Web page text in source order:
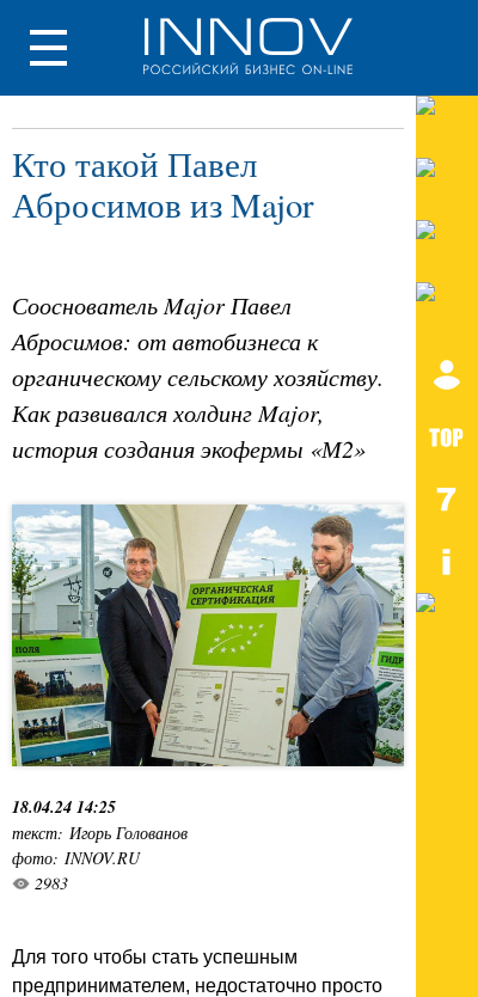
Кто такой Павел
Абросимов из Major
Сооснователь Major Павел
Абросимов: от автобизнеса к
органическому сельскому хозяйству.
Как развивался холдинг Major,
история создания экофермы «М2»
18.04.24 14:25
текст: Игорь Голованов
фото: INNOV.RU
2983
Для того чтобы стать успешным
предпринимателем, недостаточно просто